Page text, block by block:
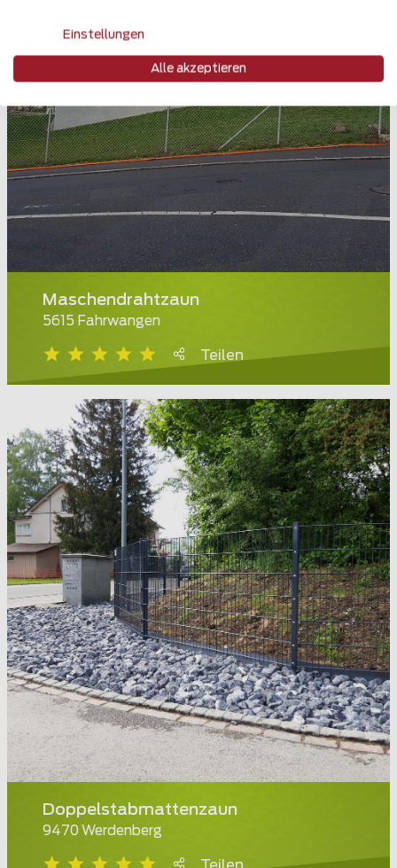
Maschendrahtzaun
5615 Fahrwangen
Teilen
Doppelstabmattenzaun
9470 Werdenberg
Einstellungen
Alle akzeptieren